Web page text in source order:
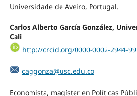
Universidade de Aveiro, Portugal.
Carlos Alberto García González,
Cali
http://orcid.org/0000-0002-2944-
caggonza@usc.edu.co
Economista, magíster en Políticas